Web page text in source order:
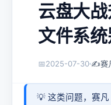
云盘大
文件系统
📅2025-07-30 ✍️赛
💡 这类问题，赛凡